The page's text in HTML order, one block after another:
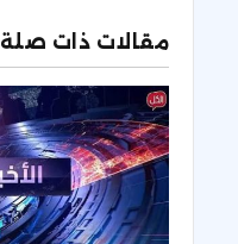
مقالات ذات صلة